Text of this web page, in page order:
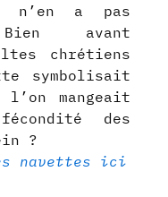
n’en a pas
avant
chrétiens
symbolisait
mangeait
des
?
navettes ici